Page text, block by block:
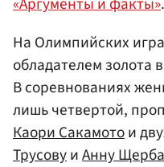
На Олимпийских
обладателем золота
В соревнованиях
лишь четвертой,
Каори Сакамотои
ТрусовуиАнну